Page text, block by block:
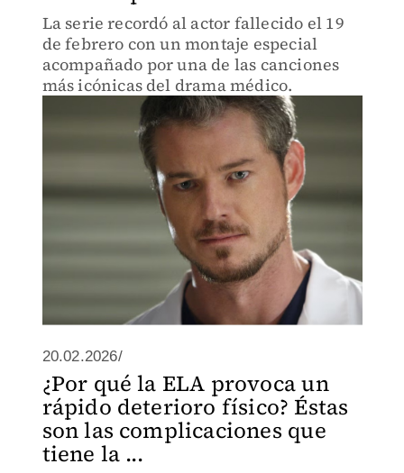
La serie recordó al actor fallecido el 19
de febrero con un montaje especial
acompañado por una de las canciones
más icónicas del drama médico.
20.02.2026/
¿Por qué la ELA provoca un
rápido deterioro físico? Éstas
son las complicaciones que
tiene la ...